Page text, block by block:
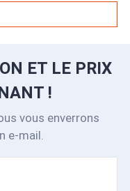
ET LE PRIX
!
vous enverrons
e-mail.